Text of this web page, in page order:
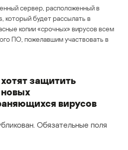
сервер, расположенный в
который будет рассылать в
копии «срочных» вирусов всем
ПО, пожелавшим участвовать в
защитить
новых
вирусов
Обязательные поля